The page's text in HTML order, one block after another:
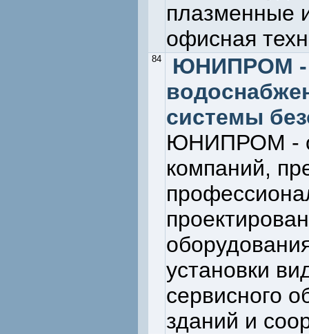
плазменные
офисная
84
ЮНИПРОМ -
системы
ЮНИПРОМ -
компаний,
установки
сервисного
зданий и